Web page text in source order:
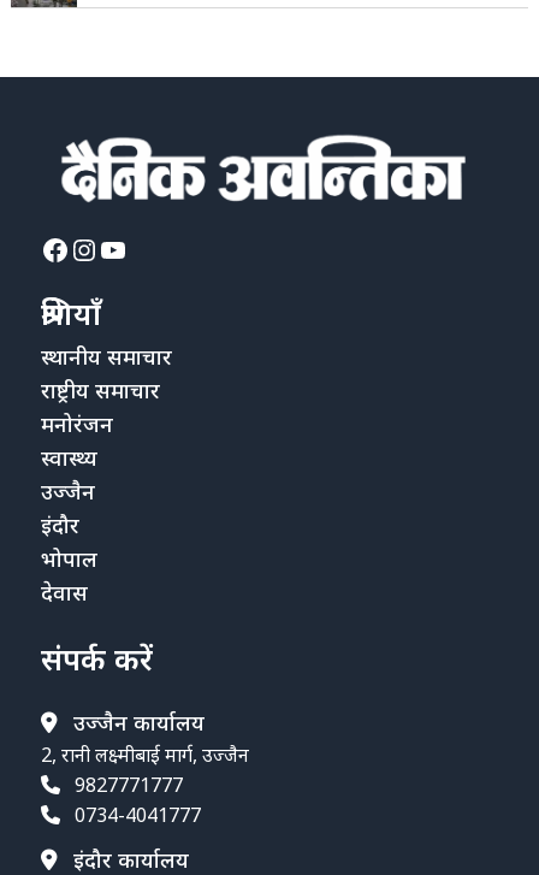
Facebook
Instagram
YouTube
श्रेणियाँ
स्थानीय समाचार
राष्ट्रीय समाचार
मनोरंजन
स्वास्थ्य
उज्जैन
इंदौर
भोपाल
देवास
संपर्क करें
उज्जैन कार्यालय
2, रानी लक्ष्मीबाई मार्ग, उज्जैन
9827771777
0734-4041777
इंदौर कार्यालय